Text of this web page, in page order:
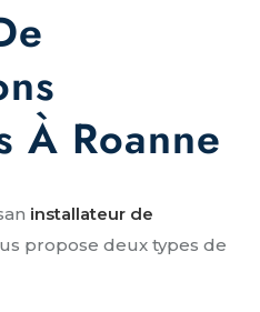
À Roanne
installateur de
propose deux types de